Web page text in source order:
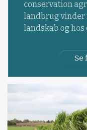
conservation
landbrug vinder
landskab og hos
Se